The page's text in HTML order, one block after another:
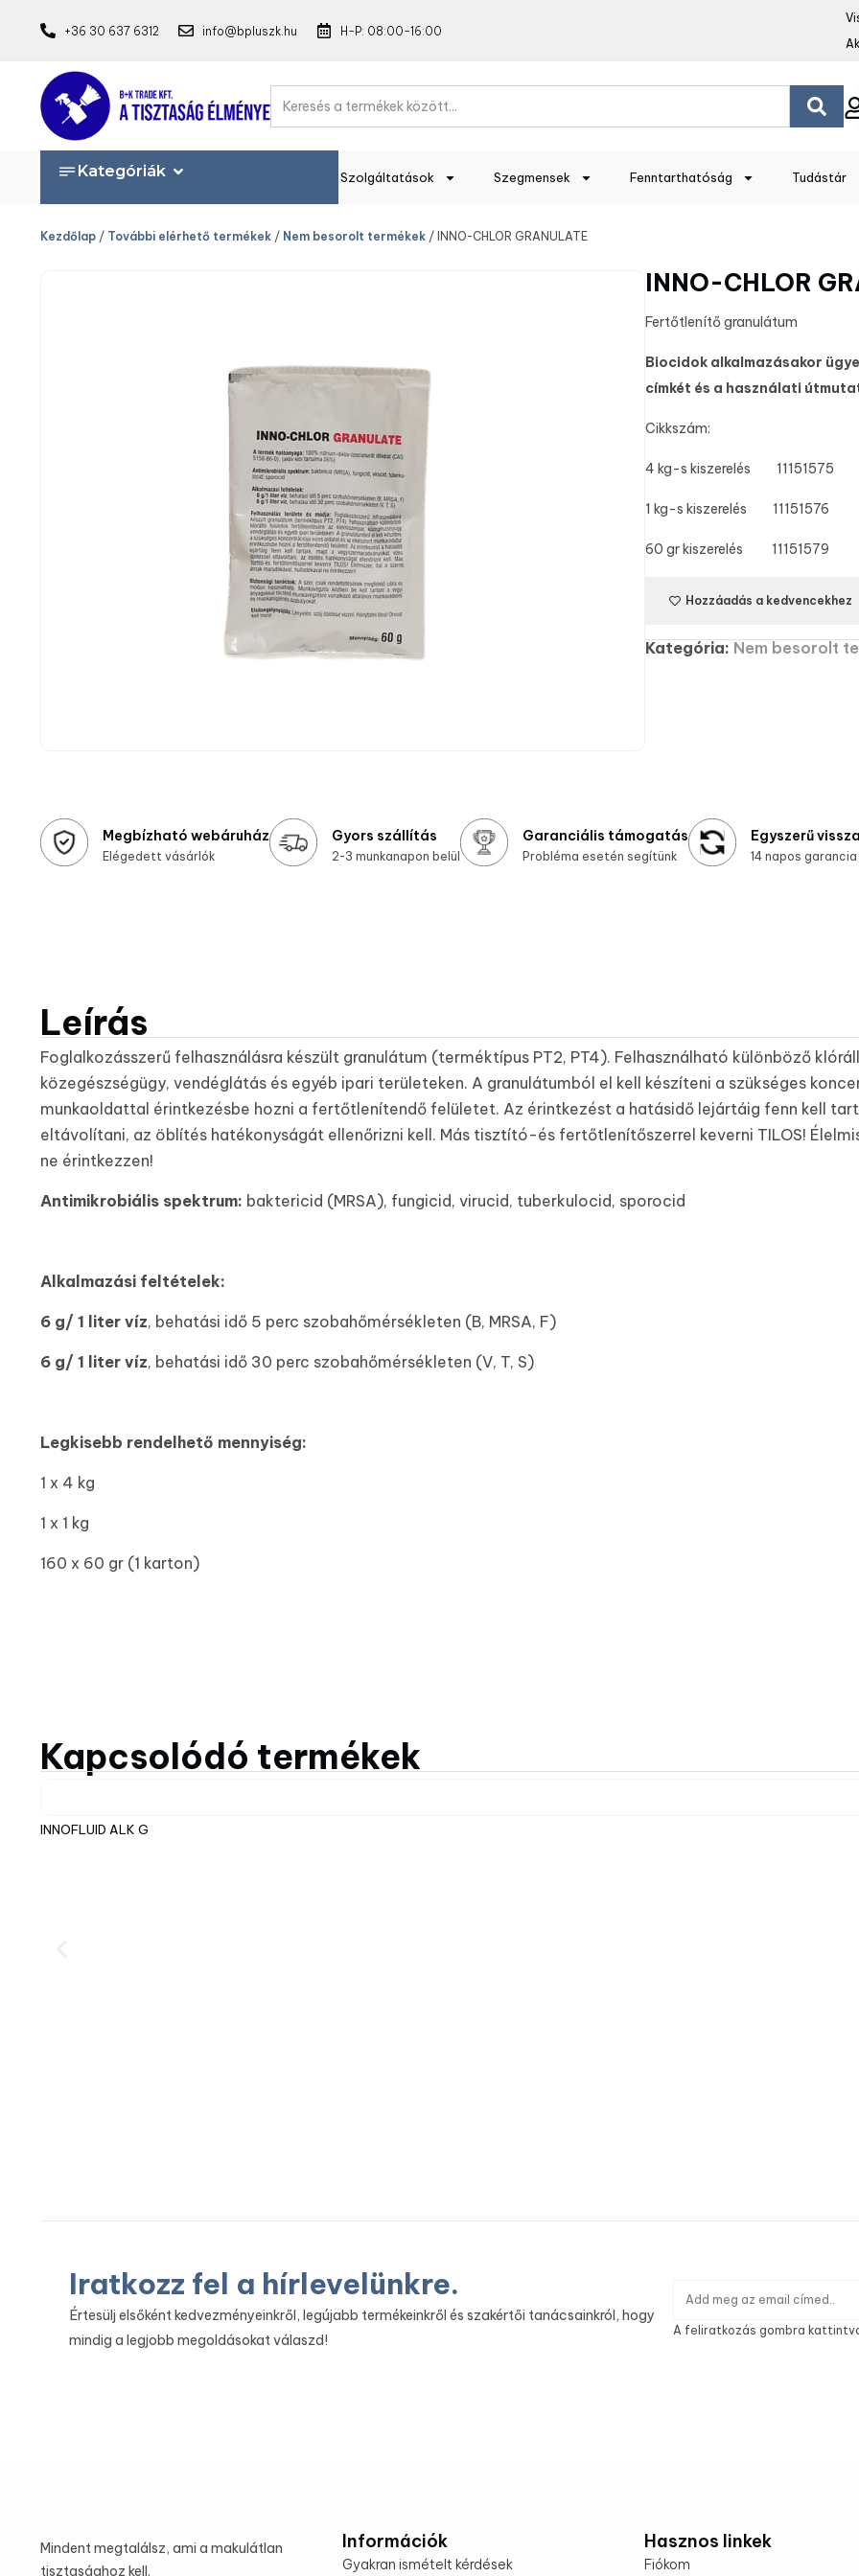
+36 30 637 6312 info@bpluszk.hu H-P: 08:00-16:00
Kategóriák Szolgáltatások Szegmensek Fenntarthatóság Tudástár
Kezdőlap / További elérhető termékek / Nem besorolt termékek / INNO-CHLOR GRANULATE
INNO-CHLOR
Fertőtlenítő granulátum
Biocidok alkalmazásakor
címkét és a használati
Cikkszám:
4 kg-s kiszerelés 11151575
1 kg-s kiszerelés 11151576
60 gr kiszerelés 11151579
Hozzáadás a kedvencekhez
Kategória: Nem besorolt
Megbízható webáruház
Elégedett vásárlók
Gyors szállítás
2-3 munkanapon belül
Garanciális támogatás
Probléma esetén segítünk
Egyszerű
14 napos garancia
Leírás
Foglalkozásszerű felhasználásra készült granulátum (terméktípus PT2, PT4). Felhasználható különböző
közegészségügy, vendéglátás és egyéb ipari területeken. A granulátumból el kell készíteni a szükséges
munkaoldattal érintkezésbe hozni a fertőtlenítendő felületet. Az érintkezést a hatásidő lejártáig fenn kell
eltávolítani, az öblítés hatékonyságát ellenőrizni kell. Más tisztító-és fertőtlenítőszerrel keverni TILOS!
ne érintkezzen!
Antimikrobiális spektrum: baktericid (MRSA), fungicid, virucid, tuberkulocid, sporocid
Alkalmazási feltételek:
6 g/ 1 liter víz, behatási idő 5 perc szobahőmérsékleten (B, MRSA, F)
6 g/ 1 liter víz, behatási idő 30 perc szobahőmérsékleten (V, T, S)
Legkisebb rendelhető mennyiség:
1 x 4 kg
1 x 1 kg
160 x 60 gr (1 karton)
Kapcsolódó termékek
INNOFLUID ALK G
Iratkozz fel a hírlevelünkre.
Értesülj elsőként kedvezményeinkről, legújabb termékeinkről és szakértői tanácsainkról, hogy
mindig a legjobb megoldásokat válaszd!
A feliratkozás gombra
Mindent megtalálsz, ami a makulátlan
tisztasághoz kell.
Információk
Gyakran ismételt kérdések
Hasznos linkek
Fiókom